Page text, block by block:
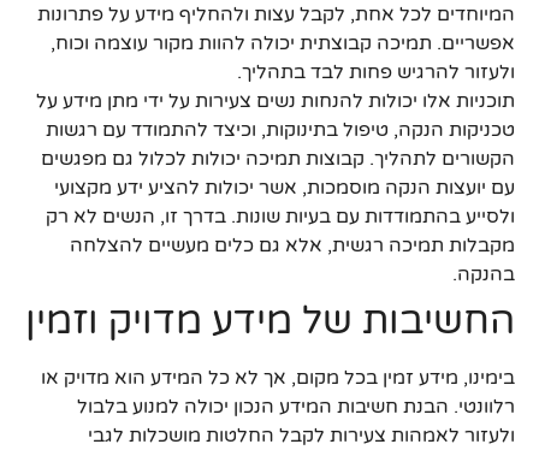
המיוחדים לכל אחת, לקבל עצות ולהחליף מידע על פתרונות
אפשריים. תמיכה קבוצתית יכולה להוות מקור עוצמה וכוח,
ולעזור להרגיש פחות לבד בתהליך.
תוכניות אלו יכולות להנחות נשים צעירות על ידי מתן מידע על
טכניקות הנקה, טיפול בתינוקות, וכיצד להתמודד עם רגשות
הקשורים לתהליך. קבוצות תמיכה יכולות לכלול גם מפגשים
עם יועצות הנקה מוסמכות, אשר יכולות להציע ידע מקצועי
ולסייע בהתמודדות עם בעיות שונות. בדרך זו, הנשים לא רק
מקבלות תמיכה רגשית, אלא גם כלים מעשיים להצלחה
בהנקה.
החשיבות של מידע מדויק וזמין
בימינו, מידע זמין בכל מקום, אך לא כל המידע הוא מדויק או
רלוונטי. הבנת חשיבות המידע הנכון יכולה למנוע בלבול
ולעזור לאמהות צעירות לקבל החלטות מושכלות לגבי